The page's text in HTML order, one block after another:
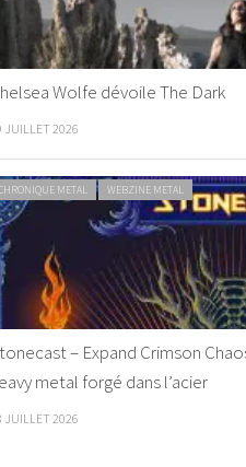
Wolfe dévoile The Dark
JUILLET 2026
METAL WEBZINE METAL
– Expand Crimson
metal forgé dans l’acier
JUILLET 2026